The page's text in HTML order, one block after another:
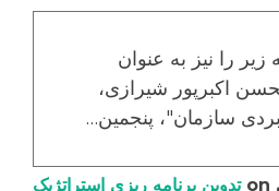
زیر را نیز به عنوان
اکبرپور شیرازی،
سازمان"، پنجمین…
تدوین برنامه ریزی استراتژیک